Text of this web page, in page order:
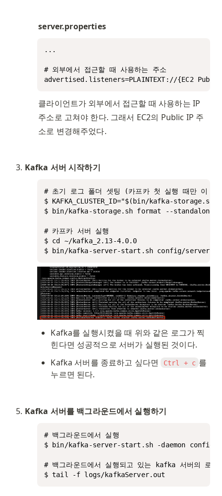
server.properties
...
# 외부에서 접근할 때 사용하는 주소
advertised.listeners=PLAINTEXT://{EC2
클라이언트가 외부에서 접근할 때 사용하는 IP
주소로 고쳐야 한다. 그래서 EC2의 Public IP 주
소로 변경해주었다.
Kafka 서버 시작하기
# 초기 로그 폴더 셋팅 (카프카 첫 실행 때만 이 명
$ KAFKA_CLUSTER_ID="$(bin/kafka-storage.sh
$ bin/kafka-storage.sh format --standalone -t
# 카프카 서버 실행
$ cd ~/kafka_2.13-4.0.0
$ bin/kafka-server-start.sh config/
Kafka를 실행시켰을 때 위와 같은 로그가 찍
힌다면 성공적으로 서버가 실행된 것이다.
Kafka 서버를 종료하고 싶다면
Ctrl + c 를
누르면 된다.
Kafka 서버를 백그라운드에서 실행하기
# 백그라운드에서 실행
$ bin/kafka-server-start.sh -daemon
# 백그라운드에서 실행되고 있는 kafka 서버의 로그
$ tail -f logs/kafkaServer.out